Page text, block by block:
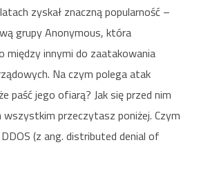
zyskał znaczną popularność –
grupy Anonymous, która
między innymi do zaatakowania
Na czym polega atak
paść jego ofiarą? Jak się przed nim
wszystkim przeczytasz poniżej. Czym
(z ang. distributed denial of